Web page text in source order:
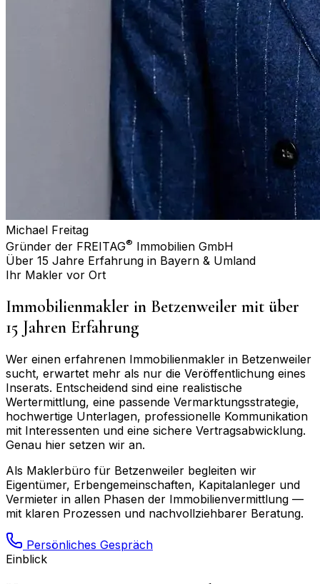
Michael Freitag
Gründer der FREITAG® Immobilien GmbH
Über 15 Jahre Erfahrung in Bayern & Umland
Ihr Makler vor Ort
Immobilienmakler in Betzenweiler mit über
15 Jahren Erfahrung
Wer einen erfahrenen Immobilienmakler in Betzenweiler
sucht, erwartet mehr als nur die Veröffentlichung eines
Inserats. Entscheidend sind eine realistische
Wertermittlung, eine passende Vermarktungsstrategie,
hochwertige Unterlagen, professionelle Kommunikation
mit Interessenten und eine sichere Vertragsabwicklung.
Genau hier setzen wir an.
Als Maklerbüro für Betzenweiler begleiten wir
Eigentümer, Erbengemeinschaften, Kapitalanleger und
Vermieter in allen Phasen der Immobilienvermittlung —
mit klaren Prozessen und nachvollziehbarer Beratung.
Persönliches Gespräch
Einblick